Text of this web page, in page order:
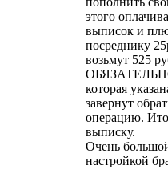
этого
выписок и
посреднику
возьмут 525
ОБЯЗАТЕЛЬНО
которая
завернут
операцию.
выписку.
Очень
настройкой